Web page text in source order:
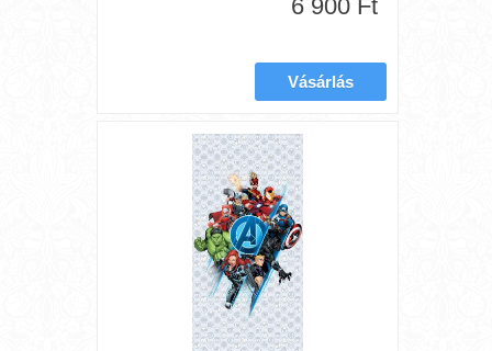
6 900 Ft